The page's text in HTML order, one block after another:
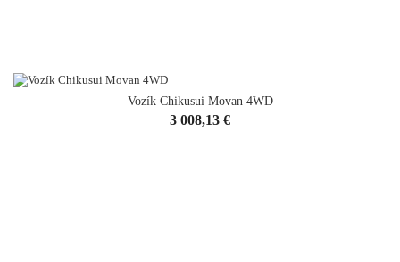
Vozík Chikusui Movan 4WD
Cena
3 008,13 €